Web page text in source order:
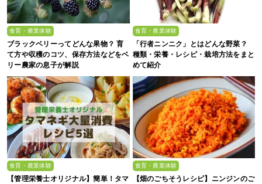
食育・農業体験
ブラックベリーってどんな果物？ 育
て方や収穫のコツ、保存方法などをベ
リー農家の息子が解説
食育・農業体験
「行者ニンニク」とはどんな野菜？
種類・栄養・レシピ・栽培方法をまと
めて紹介
食育・農業体験
【管理栄養士オリジナル】簡単！タマ
食育・農業体験
【畑のごちそうレシピ】ニンジンのご